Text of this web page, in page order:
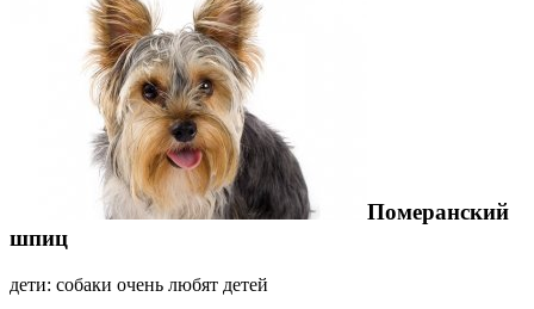
Померанский
шпиц
дети: собаки очень любят детей